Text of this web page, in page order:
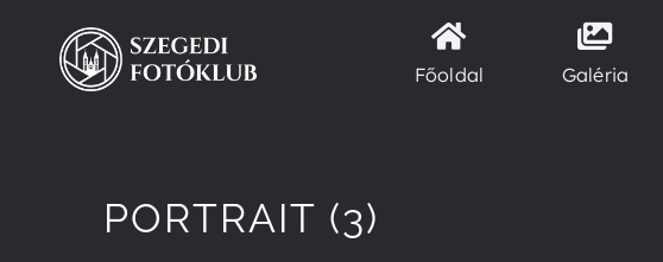
Kihagyás
Főoldal Galéria
PORTRAIT (3)